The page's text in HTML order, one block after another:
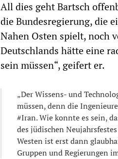
All dies geht Bartsch
die Bundesregierung, die
Nahen Osten spielt, noch
Deutschlands hätte eine
sein müssen“, geifert er.
„Der Wissens- und
müssen, denn die
#Iran. Wie konnte es sein,
des jüdischen
Westen ist erst dann
Gruppen und Regierungen